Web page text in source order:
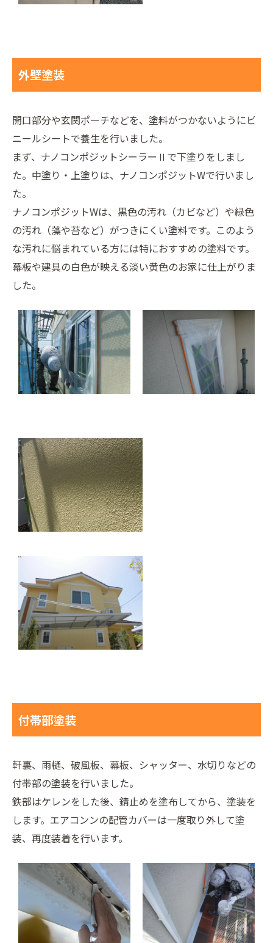
外壁塗装
開口部分や玄関ポーチなどを、塗料がつかないようにビ
ニールシートで養生を行いました。
まず、ナノコンポジットシーラーⅡで下塗りをしまし
た。中塗り・上塗りは、ナノコンポジットWで行いまし
た。
ナノコンポジットWは、黒色の汚れ（カビなど）や緑色
の汚れ（藻や苔など）がつきにくい塗料です。このよう
な汚れに悩まれている方には特におすすめの塗料です。
幕板や建具の白色が映える淡い黄色のお家に仕上がりま
した。
付帯部塗装
軒裏、雨樋、破風板、幕板、シャッター、水切りなどの
付帯部の塗装を行いました。
鉄部はケレンをした後、錆止めを塗布してから、塗装を
します。エアコンンの配管カバーは一度取り外して塗
装、再度装着を行います。